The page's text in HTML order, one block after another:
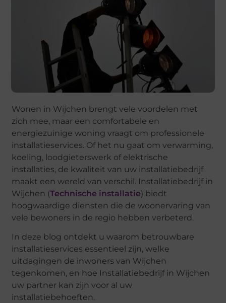
Wonen in Wijchen brengt vele voordelen met
zich mee, maar een comfortabele en
energiezuinige woning vraagt om professionele
installatieservices. Of het nu gaat om verwarming,
koeling, loodgieterswerk of elektrische
installaties, de kwaliteit van uw installatiebedrijf
maakt een wereld van verschil. Installatiebedrijf in
Wijchen (Technische installatie) biedt
hoogwaardige diensten die de woonervaring van
vele bewoners in de regio hebben verbeterd.
In deze blog ontdekt u waarom betrouwbare
installatieservices essentieel zijn, welke
uitdagingen de inwoners van Wijchen
tegenkomen, en hoe Installatiebedrijf in Wijchen
uw partner kan zijn voor al uw
installatiebehoeften.